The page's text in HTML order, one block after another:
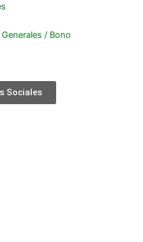
/ Bono
Sociales